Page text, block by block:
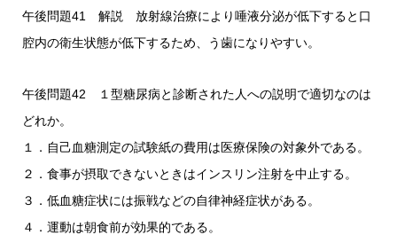
午後問題41 解説 放射線治療により唾液分泌が低下すると口
腔内の衛生状態が低下するため、う歯になりやすい。
午後問題42 １型糖尿病と診断された人への説明で適切なのは
どれか。
１．自己血糖測定の試験紙の費用は医療保険の対象外である。
２．食事が摂取できないときはインスリン注射を中止する。
３．低血糖症状には振戦などの自律神経症状がある。
４．運動は朝食前が効果的である。